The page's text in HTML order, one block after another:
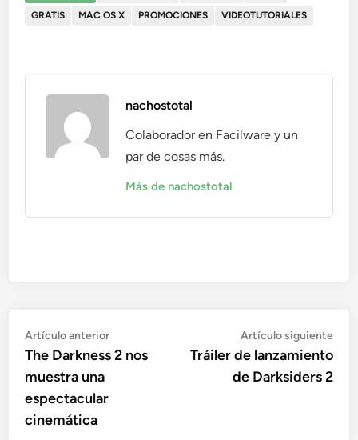
GRATIS
MAC OS X PROMOCIONES VIDEOTUTORIALES
nachostotal
Colaborador en Facilware y un
par de cosas más.
Más de nachostotal
Navegación
de
entradas
Artículo anteriorArtículo
anterior:
The Darkness 2 nos
muestra una
espectacular
cinemática
Artículo siguiente
Tráiler de lanzamiento
de Darksiders 2